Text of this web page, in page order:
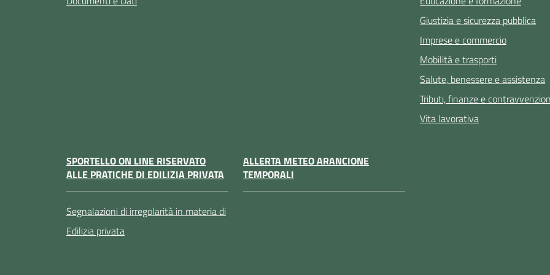
Giustizia e sicurezza pubblica
Imprese e commercio
Mobilità e trasporti
Salute, benessere e assistenza
Tributi, finanze e
Vita lavorativa
SPORTELLO ON LINE RISERVATO
ALLE PRATICHE DI EDILIZIA PRIVATA
Segnalazioni di irregolarità in materia di
Edilizia privata
ALLERTA METEO ARANCIONE
TEMPORALI